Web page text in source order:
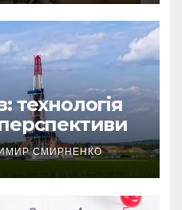
технологія
СМИРНЕНКО